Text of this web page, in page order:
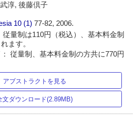
淳, 後藤倶子
10 (1)77-82, 2006.
量制は110円（税込）、基本料金制
ます。
従量制、基本料金制の方共に770円
アブストラクトを見る
文ダウンロード(2.89MB)